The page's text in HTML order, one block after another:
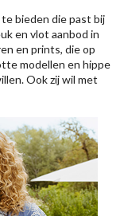
bieden die past bij
en vlot aanbod in
en prints, die op
modellen en hippe
Ook zij wil met